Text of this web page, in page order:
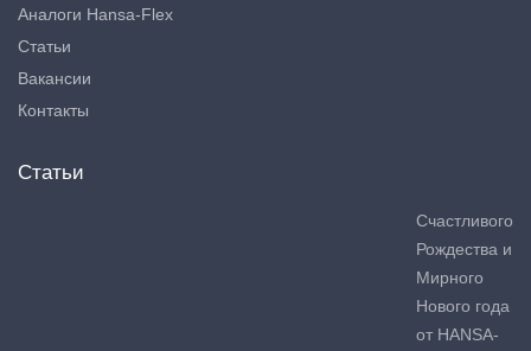
Аналоги Hansa-Flex
Статьи
Вакансии
Контакты
Статьи
Счастливого
Рождества и
Мирного
Нового года
от HANSA-